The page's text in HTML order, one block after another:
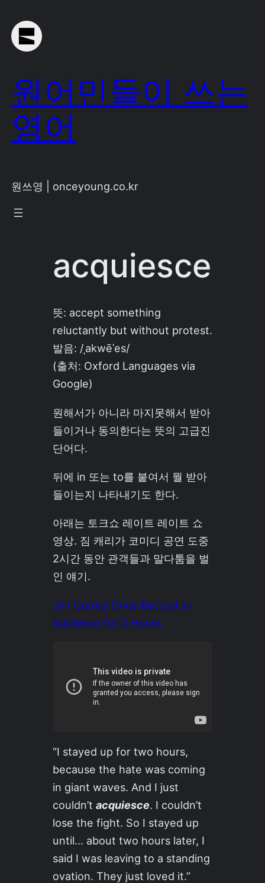
to
content
원어민들이 쓰는
영어
원쓰영 | onceyoung.co.kr
acquiesce
뜻: accept something
reluctantly but without protest.
발음: /ˌakwēˈes/
(출처: Oxford Languages via
Google)
원해서가 아니라 마지못해서 받아
들이거나 동의한다는 뜻의 고급진
단어다.
뒤에 in 또는 to를 붙여서 뭘 받아
들이는지 나타내기도 한다.
아래는 토크쇼 레이트 레이트 쇼
영상. 짐 캐리가 코미디 공연 도중
2시간 동안 관객들과 말다툼을 벌
인 얘기.
Jim Carrey Once Battled an
Audience for 2 Hours
“I stayed up for two hours,
because the hate was coming
in giant waves. And I just
couldn’t acquiesce. I couldn’t
lose the fight. So I stayed up
until… about two hours later, I
said I was leaving to a standing
ovation. They just loved it.”